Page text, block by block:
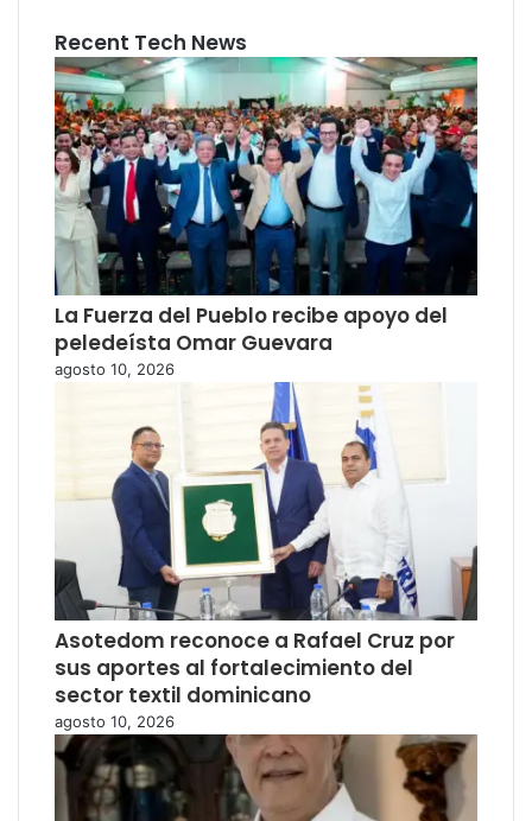
Recent Tech News
La Fuerza del Pueblo recibe apoyo del
peledeísta Omar Guevara
agosto 10, 2026
Asotedom reconoce a Rafael Cruz por
sus aportes al fortalecimiento del
sector textil dominicano
agosto 10, 2026